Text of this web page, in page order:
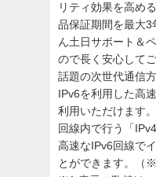
リティ効果を高め
品保証期間を最大
ん土日サポート＆
ので長く安心して
話題の次世代通信
IPv6を利用した高
利用いただけます
回線内で行う「
高速なIPv6回線で
とができます。（